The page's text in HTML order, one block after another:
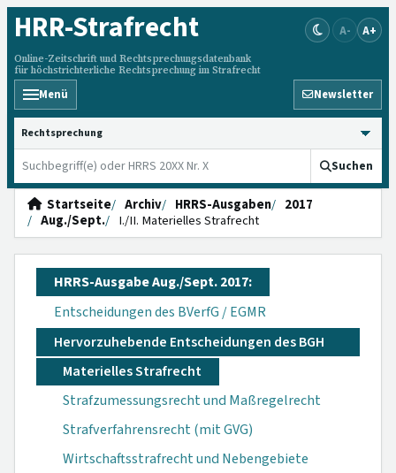
HRR-Strafrecht
Online-Zeitschrift und Rechtsprechungsdatenbank
für höchstrichterliche Rechtsprechung im Strafrecht
A- A+
Menü Newsletter
HRRS durchsuchen
Suchen
Startseite Archiv HRRS-Ausgaben
2017
Aug./Sept.
I./II. Materielles Strafrecht
HRRS-Ausgabe Aug./Sept. 2017:
Entscheidungen des BVerfG / EGMR
Hervorzuhebende Entscheidungen des BGH
Materielles Strafrecht
Strafzumessungsrecht und Maßregelrecht
Strafverfahrensrecht (mit GVG)
Wirtschaftsstrafrecht und Nebengebiete